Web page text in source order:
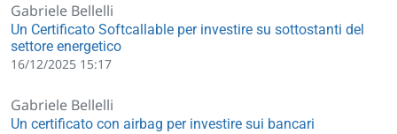
Gabriele Bellelli
Un Certificato Softcallable per investire su sottostanti del
settore energetico
16/12/2025 15:17
Gabriele Bellelli
Un certificato con airbag per investire sui bancari